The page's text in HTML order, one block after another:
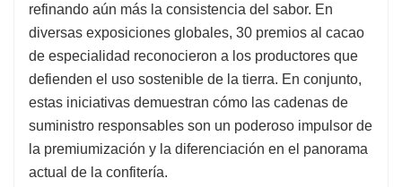
refinando aún más la consistencia del sabor. En
diversas exposiciones globales, 30 premios al cacao
de especialidad reconocieron a los productores que
defienden el uso sostenible de la tierra. En conjunto,
estas iniciativas demuestran cómo las cadenas de
suministro responsables son un poderoso impulsor de
la premiumización y la diferenciación en el panorama
actual de la confitería.